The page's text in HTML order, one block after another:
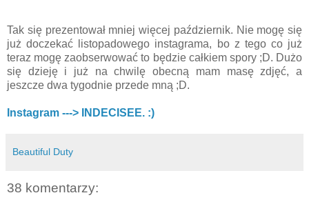
Tak się prezentował mniej więcej październik. Nie mogę się
już doczekać listopadowego instagrama, bo z tego co już
teraz mogę zaobserwować to będzie całkiem spory ;D. Dużo
się dzieję i już na chwilę obecną mam masę zdjęć, a
jeszcze dwa tygodnie przede mną ;D.
Instagram ---> INDECISEE. :)
Beautiful Duty
38 komentarzy: